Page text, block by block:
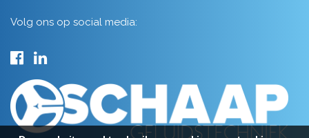
Volg ons op social media: